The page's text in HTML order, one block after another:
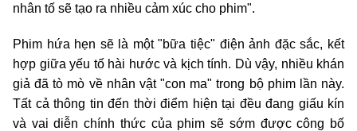
nhân tố sẽ tạo ra nhiều cảm xúc cho phim".
Phim hứa hẹn sẽ là một "bữa tiệc" điện ảnh đặc sắc, kết
hợp giữa yếu tố hài hước và kịch tính. Dù vậy, nhiều khán
giả đã tò mò về nhân vật "con ma" trong bộ phim lần này.
Tất cả thông tin đến thời điểm hiện tại đều đang giấu kín
và vai diễn chính thức của phim sẽ sớm được công bố